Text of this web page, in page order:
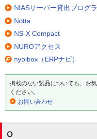
NIASサーバー貸出プログ
Notta
NS-X Compact
NUROアクセス
nyoibox（ERPナビ）
掲載のない製品についても、お
ください。
お問い合わせ
O